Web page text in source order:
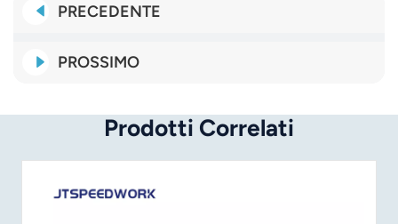
PRECEDENTE
PROSSIMO
Prodotti Correlati